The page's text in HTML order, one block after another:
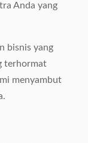
Anda yang
bisnis yang
terhormat
menyambut